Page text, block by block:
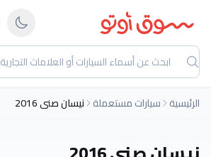
الرئيسية سيارات مستعملة نيسان صنى 2016